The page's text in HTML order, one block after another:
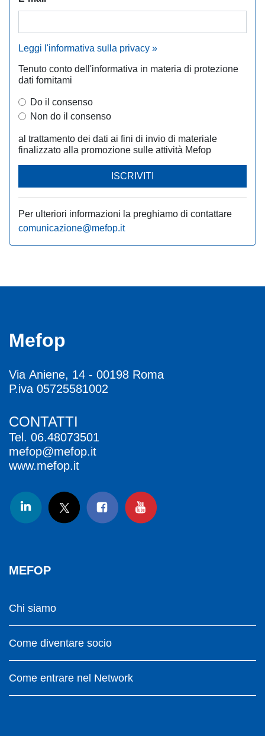
Leggi l'informativa sulla privacy »
Tenuto conto dell'informativa in materia di protezione
dati fornitami
Do il consenso
Non do il consenso
al trattamento dei dati ai fini di invio di materiale
finalizzato alla promozione sulle attività Mefop
ISCRIVITI
Per ulteriori informazioni la preghiamo di contattare
comunicazione@mefop.it
Mefop
Via Aniene, 14 - 00198 Roma
P.iva 05725581002
CONTATTI
Tel. 06.48073501
mefop@mefop.it
www.mefop.it
MEFOP
Chi siamo
Come diventare socio
Come entrare nel Network